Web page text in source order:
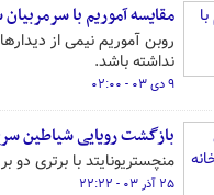
مقایسه آموریم با سرمربیان
روبن آموریم نیمی از
نداشته باشد.
۹ دی ۰۳ - ۰۲:۰۰
بازگشت رویایی شیاطین سرخ در خانه
منچستریونایتد با برتری
۲۵ آذر ۰۳ - ۲۲:۲۲